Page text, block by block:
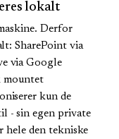
lokalt
Derfor
SharePoint via
via Google
mountet
kun de
- sin egen private
hele den tekniske